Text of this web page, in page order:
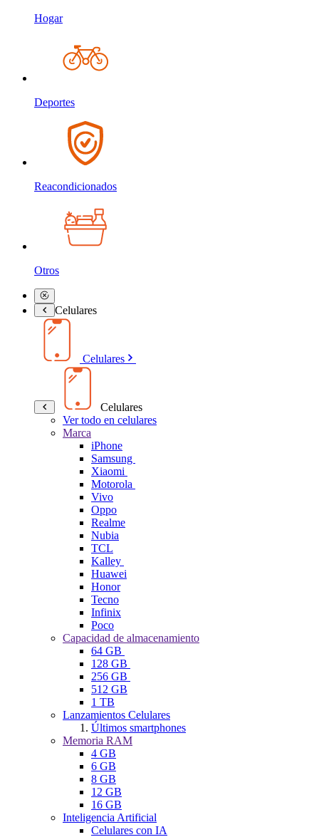
Hogar
Deportes
Reacondicionados
Otros
Celulares
Celulares
Celulares
Ver todo en celulares
Marca
iPhone
Samsung
Xiaomi
Motorola
Vivo
Oppo
Realme
Nubia
TCL
Kalley
Huawei
Honor
Tecno
Infinix
Poco
Capacidad de almacenamiento
64 GB
128 GB
256 GB
512 GB
1 TB
Lanzamientos Celulares
Últimos smartphones
Memoria RAM
4 GB
6 GB
8 GB
12 GB
16 GB
Inteligencia Artificial
Celulares con IA